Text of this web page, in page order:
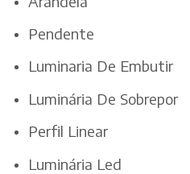
Pendente
Luminaria De Embutir
Luminária De Sobrepor
Perfil Linear
Luminária Led